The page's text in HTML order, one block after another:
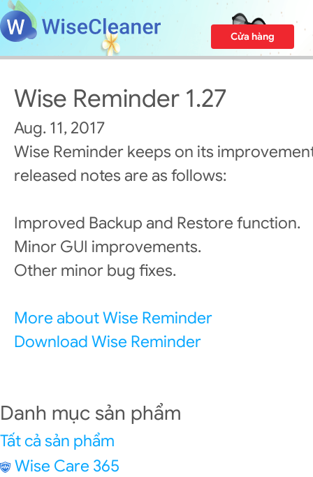
Cửa hàng
Wise Reminder 1.27
Aug. 11, 2017
Wise Reminder keeps on its
released notes are as follows:
Improved Backup and Restore function.
Minor GUI improvements.
Other minor bug fixes.
More about Wise Reminder
Download Wise Reminder
Danh mục sản phẩm
Tất cả sản phẩm
Wise Care 365